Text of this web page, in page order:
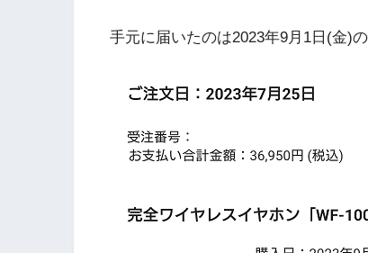
手元に届いたのは2023年9月1日(金)